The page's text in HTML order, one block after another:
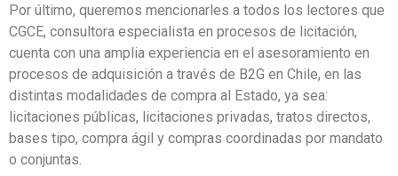
Por último, queremos mencionarles a todos los lectores que
CGCE, consultora especialista en procesos de licitación,
cuenta con una amplia experiencia en el asesoramiento en
procesos de adquisición a través de B2G en Chile, en las
distintas modalidades de compra al Estado, ya sea:
licitaciones públicas, licitaciones privadas, tratos directos,
bases tipo, compra ágil y compras coordinadas por mandato
o conjuntas.